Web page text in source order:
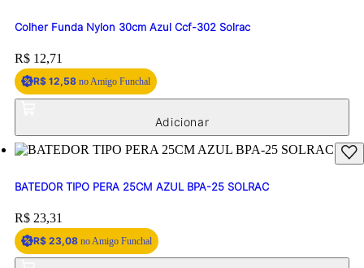
Colher Funda Nylon 30cm Azul Ccf-302 Solrac
Price:
R$ 12,71
R$ 12,58 no Amigo Funchal
BATEDOR TIPO PERA 25CM AZUL BPA-25 SOLRAC
Price:
R$ 23,31
R$ 23,08 no Amigo Funchal